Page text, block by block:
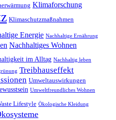
Klimaforschung
Klimaschutzmaßnahmen
Energie Nachhaltige Ernährung
Nachhaltiges Wohnen
im Alltag Nachhaltig leben
Treibhauseffekt
Umweltauswirkungen
Umweltfreundliches Wohnen
Lifestyle Ökologische Kleidung